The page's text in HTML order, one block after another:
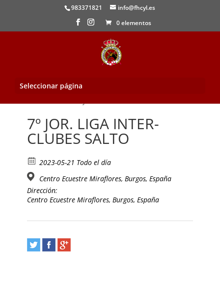
983371821
info@fhcyl.es
0 elementos
Seleccionar página
7º JOR. LIGA INTER-
CLUBES SALTO
2023-05-21 Todo el día
Centro Ecuestre Miraflores, Burgos, España
Dirección:
Centro Ecuestre Miraflores, Burgos, España